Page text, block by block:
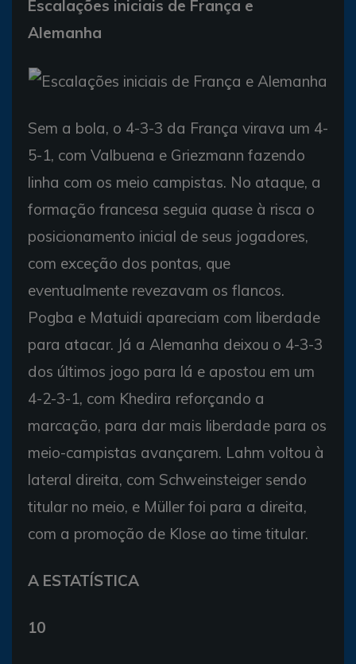
Escalações iniciais de França e
Alemanha
Sem a bola, o 4-3-3 da França virava um 4-
5-1, com Valbuena e Griezmann fazendo
linha com os meio campistas. No ataque, a
formação francesa seguia quase à risca o
posicionamento inicial de seus jogadores,
com exceção dos pontas, que
eventualmente revezavam os flancos.
Pogba e Matuidi apareciam com liberdade
para atacar. Já a Alemanha deixou o 4-3-3
dos últimos jogo para lá e apostou em um
4-2-3-1, com Khedira reforçando a
marcação, para dar mais liberdade para os
meio-campistas avançarem. Lahm voltou à
lateral direita, com Schweinsteiger sendo
titular no meio, e Müller foi para a direita,
com a promoção de Klose ao time titular.
A ESTATÍSTICA
10